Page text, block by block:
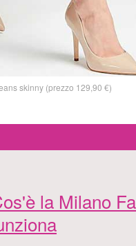
skinny (prezzo 129,90 €)
la Milano